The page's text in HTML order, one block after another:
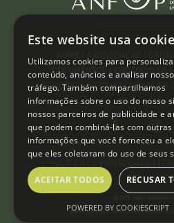
A ASSOCIAÇÃO
DOCUMENTOS | PROTOCOLOS|
ELEIÇÕES|NOTÍCIAS|TEMAS EM
Associação Nacional dos Funcionários
Este website usa
Utilizamos cookies para
conteúdo, anúncios e analisar nosso
tráfego. Também compartilhamos
informações sobre o uso do nosso
nossos parceiros de publicidade e
que podem combiná-las com outras
informações que você forneceu a
que eles coletaram do uso de seus
ACEITAR TODOS RECUSAR
POWERED BY COOKIESCRIPT